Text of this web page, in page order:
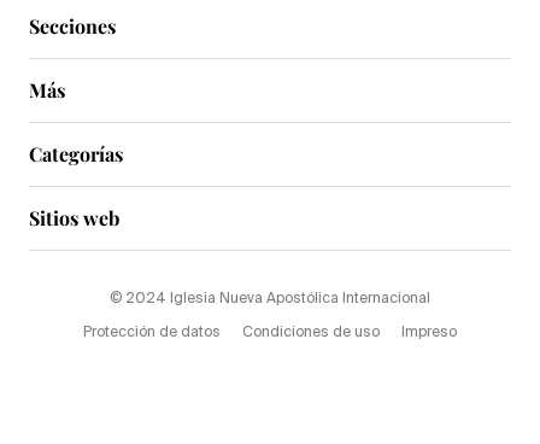
Secciones
Más
Categorías
Sitios web
© 2024 Iglesia Nueva Apostólica Internacional
Protección de datos Condiciones de uso Impreso